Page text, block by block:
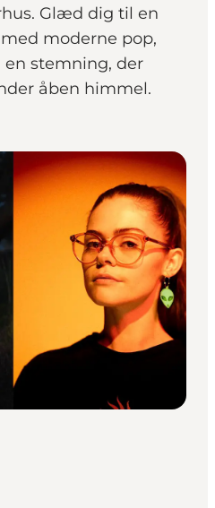
Glæd dig til en
moderne pop,
stemning, der
åben himmel.